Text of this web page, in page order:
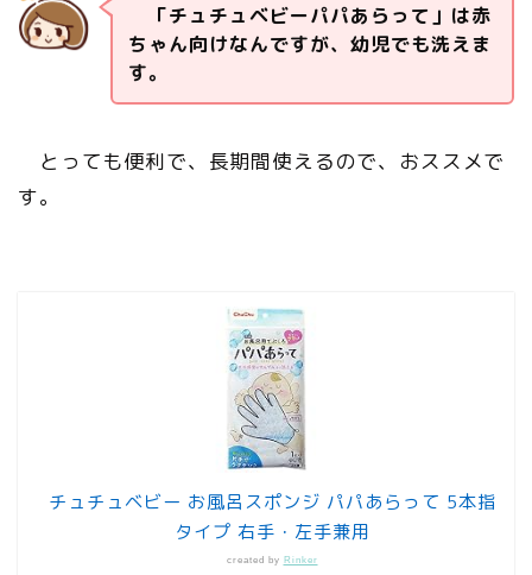
「チュチュベビーパパあらって」は赤
ちゃん向けなんですが、幼児でも洗えま
す。
とっても便利で、長期間使えるので、おススメで
す。
チュチュベビー お風呂スポンジ パパあらって 5本指
タイプ 右手・左手兼用
created by Rinker